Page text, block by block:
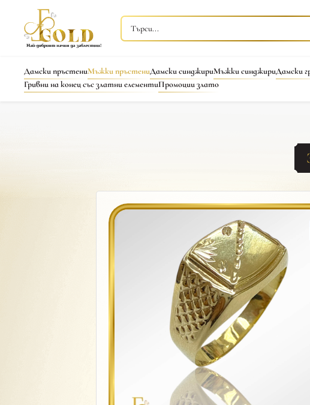
Дамски пръстениМъжки пръстениДамски синджириМъжки синджириДамски
Гривни на конец със златни елементиПромоции злато